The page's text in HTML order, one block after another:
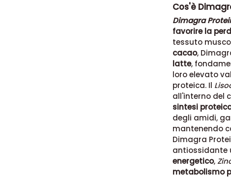
Cos'è
Dimagra
favorire la
tessuto
cacao,
latte,
loro elevato
proteica. Il
all'interno del
sintesi
degli amidi,
mantenendo
Dimagra
antiossidante
energetico,
metabolismo